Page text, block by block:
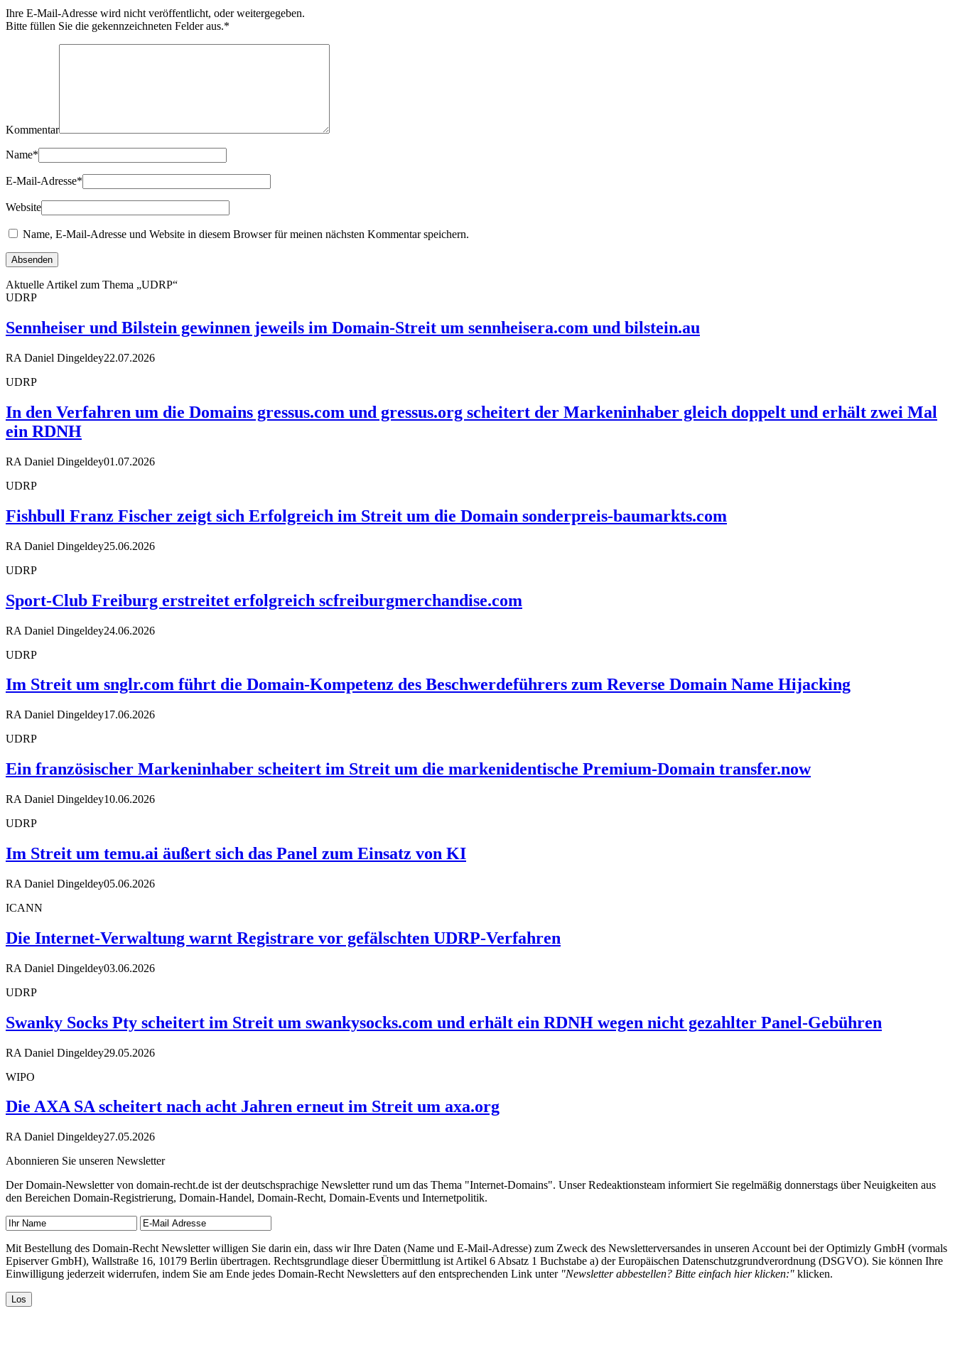
Ihre E-Mail-Adresse wird nicht veröffentlicht, oder weitergegeben.
Bitte füllen Sie die gekennzeichneten Felder aus.*
Kommentar
Name*
E-Mail-Adresse*
Website
Name, E-Mail-Adresse und Website in diesem Browser für meinen nächsten Kommentar speichern.
Aktuelle Artikel zum Thema „UDRP“
UDRP
Sennheiser und Bilstein gewinnen jeweils im Domain-Streit um sennheisera.com und bilstein.au
RA Daniel Dingeldey22.07.2026
UDRP
In den Verfahren um die Domains gressus.com und gressus.org scheitert der Markeninhaber gleich doppelt und erhält zwei Mal
ein RDNH
RA Daniel Dingeldey01.07.2026
UDRP
Fishbull Franz Fischer zeigt sich Erfolgreich im Streit um die Domain sonderpreis-baumarkts.com
RA Daniel Dingeldey25.06.2026
UDRP
Sport-Club Freiburg erstreitet erfolgreich scfreiburgmerchandise.com
RA Daniel Dingeldey24.06.2026
UDRP
Im Streit um snglr.com führt die Domain-Kompetenz des Beschwerdeführers zum Reverse Domain Name Hijacking
RA Daniel Dingeldey17.06.2026
UDRP
Ein französischer Markeninhaber scheitert im Streit um die markenidentische Premium-Domain transfer.now
RA Daniel Dingeldey10.06.2026
UDRP
Im Streit um temu.ai äußert sich das Panel zum Einsatz von KI
RA Daniel Dingeldey05.06.2026
ICANN
Die Internet-Verwaltung warnt Registrare vor gefälschten UDRP-Verfahren
RA Daniel Dingeldey03.06.2026
UDRP
Swanky Socks Pty scheitert im Streit um swankysocks.com und erhält ein RDNH wegen nicht gezahlter Panel-Gebühren
RA Daniel Dingeldey29.05.2026
WIPO
Die AXA SA scheitert nach acht Jahren erneut im Streit um axa.org
RA Daniel Dingeldey27.05.2026
Abonnieren Sie unseren Newsletter
Der Domain-Newsletter von domain-recht.de ist der deutschsprachige Newsletter rund um das Thema "Internet-Domains". Unser Redeaktionsteam informiert Sie regelmäßig donnerstags über Neuigkeiten aus
den Bereichen Domain-Registrierung, Domain-Handel, Domain-Recht, Domain-Events und Internetpolitik.
Mit Bestellung des Domain-Recht Newsletter willigen Sie darin ein, dass wir Ihre Daten (Name und E-Mail-Adresse) zum Zweck des Newsletterversandes in unseren Account bei der Optimizly GmbH (vormals
Episerver GmbH), Wallstraße 16, 10179 Berlin übertragen. Rechtsgrundlage dieser Übermittlung ist Artikel 6 Absatz 1 Buchstabe a) der Europäischen Datenschutzgrundverordnung (DSGVO). Sie können Ihre
Einwilligung jederzeit widerrufen, indem Sie am Ende jedes Domain-Recht Newsletters auf den entsprechenden Link unter "Newsletter abbestellen? Bitte einfach hier klicken:" klicken.